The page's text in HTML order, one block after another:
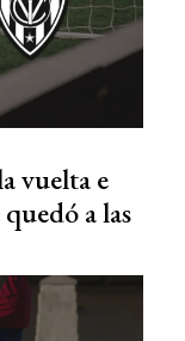
vuelta e
a las